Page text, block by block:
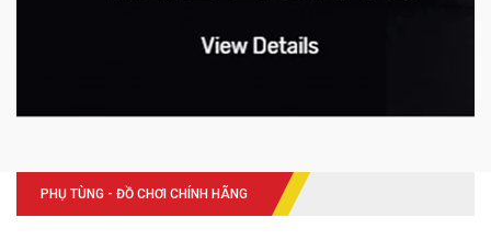
PHỤ TÙNG - ĐỒ CHƠI CHÍNH HÃNG